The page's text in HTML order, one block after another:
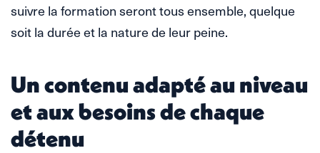
suivre la formation seront tous ensemble, quelque
soit la durée et la nature de leur peine.
Un contenu adapté au niveau
et aux besoins de chaque
détenu